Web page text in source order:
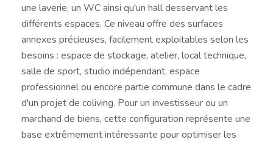
une laverie, un WC ainsi qu'un hall desservant les
différents espaces. Ce niveau offre des surfaces
annexes précieuses, facilement exploitables selon les
besoins : espace de stockage, atelier, local technique,
salle de sport, studio indépendant, espace
professionnel ou encore partie commune dans le cadre
d'un projet de coliving. Pour un investisseur ou un
marchand de biens, cette configuration représente une
base extrêmement intéressante pour optimiser les